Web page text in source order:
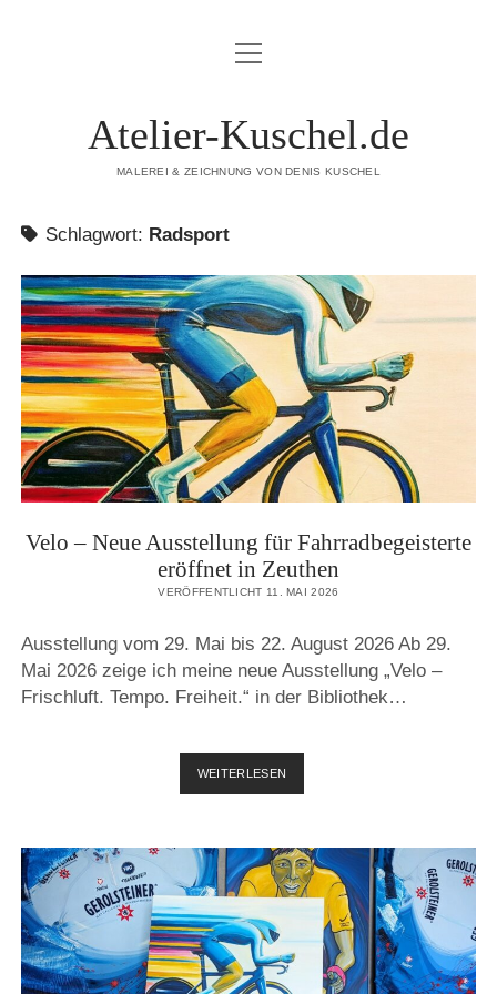
STARTSTEITE
AKTIVITÄTEN & TERMINE
ÜBER MICH
DATENSCHUTZERKLÄRUNG
IMPRESSUM
KONTAKT
COOKIE-RICHTLINIE (EU)
Menü
öffnen
Atelier-Kuschel.de
MALEREI & ZEICHNUNG VON DENIS KUSCHEL
Schlagwort: Radsport
Velo – Neue Ausstellung für Fahrradbegeisterte
eröffnet in Zeuthen
VERÖFFENTLICHT 11. MAI 2026
Ausstellung vom 29. Mai bis 22. August 2026 Ab 29.
Mai 2026 zeige ich meine neue Ausstellung „Velo –
Frischluft. Tempo. Freiheit.“ in der Bibliothek…
WEITERLESEN
–
FÜR
FAHRRADBEGEISTERTE
ERÖFFNET
ZEUTHEN